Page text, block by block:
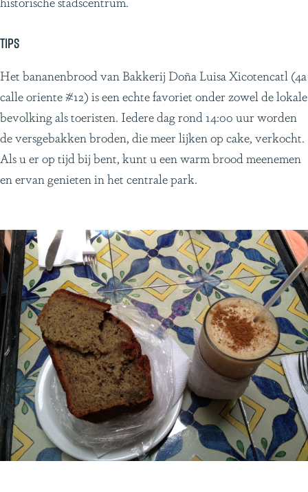
Tips
Het bananenbrood van Bakkerij Doña Luisa Xicotencatl (4a
calle oriente #12) is een echte favoriet onder zowel de lokale
bevolking als toeristen. Iedere dag rond 14:00 uur worden
de versgebakken broden, die meer lijken op cake, verkocht.
Als u er op tijd bij bent, kunt u een warm brood meenemen
en ervan genieten in het centrale park.